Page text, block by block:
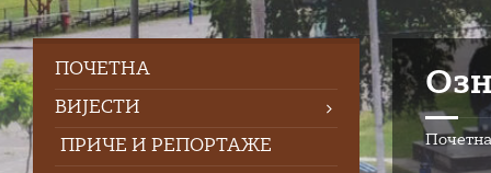
Почетна
ПOЧЕТНА
ВИЈЕСТИ
ПРИЧЕ И РЕПОРТАЖЕ